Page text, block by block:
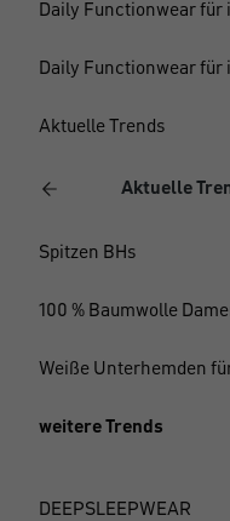
Daily Functionwear für
Daily Functionwear für
Aktuelle Trends
Aktuelle
Spitzen BHs
100 % Baumwolle
Weiße Unterhemden
weitere Trends
DEEPSLEEPWEAR